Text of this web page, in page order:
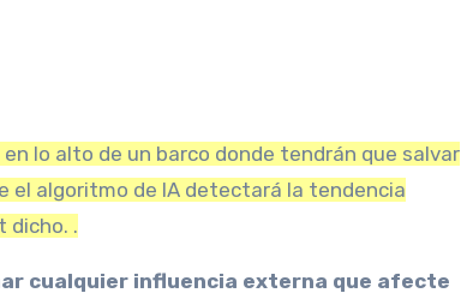
lo alto de un barco donde tendrán que salvar
el algoritmo de IA detectará la tendencia
dicho. .
cualquier influencia externa que afecte